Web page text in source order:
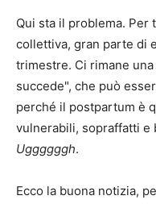
Qui sta il problema. Per
collettiva, gran parte di
trimestre. Ci rimane
succede", che può
perché il postpartum è
vulnerabili, sopraffatti e
Uggggggh.
Ecco la buona notizia,